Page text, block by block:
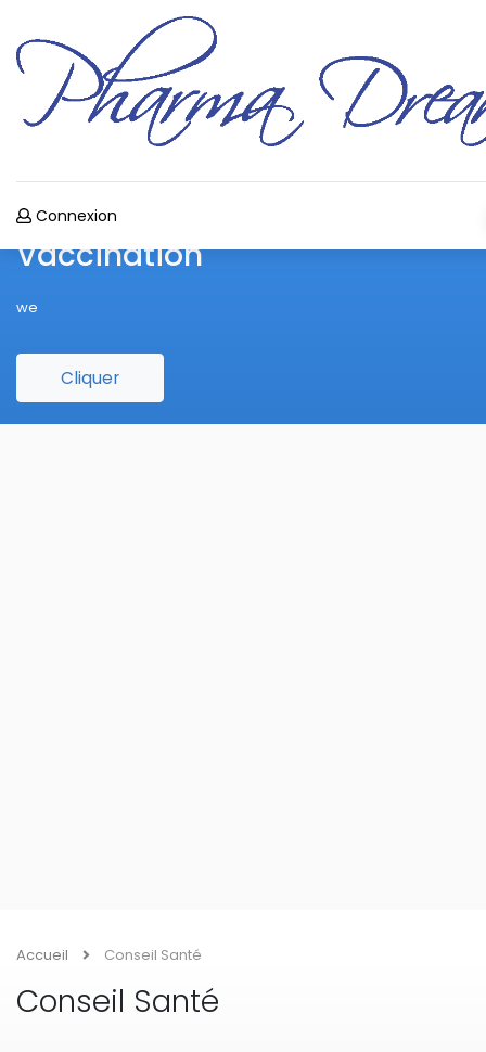
Connexion
Vaccination
we
Cliquer
Accueil Conseil Santé
Conseil Santé